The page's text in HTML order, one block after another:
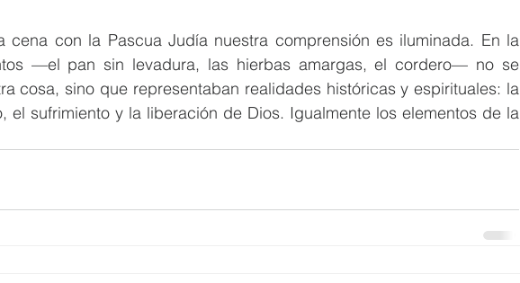
cena con la Pascua Judía nuestra comprensión es iluminada. En la
—el pan sin levadura, las hierbas amargas, el cordero— no se
cosa, sino que representaban realidades históricas y espirituales: la
el sufrimiento y la liberación de Dios. Igualmente los elementos de la